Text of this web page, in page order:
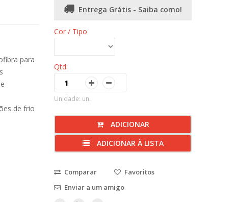
para
de frio
Entrega Grátis - Saiba como!
Cor / Tipo
Qtd:
Unidade: un.
ADICIONAR
ADICIONAR À LISTA
Comparar
Favoritos
Enviar a um amigo